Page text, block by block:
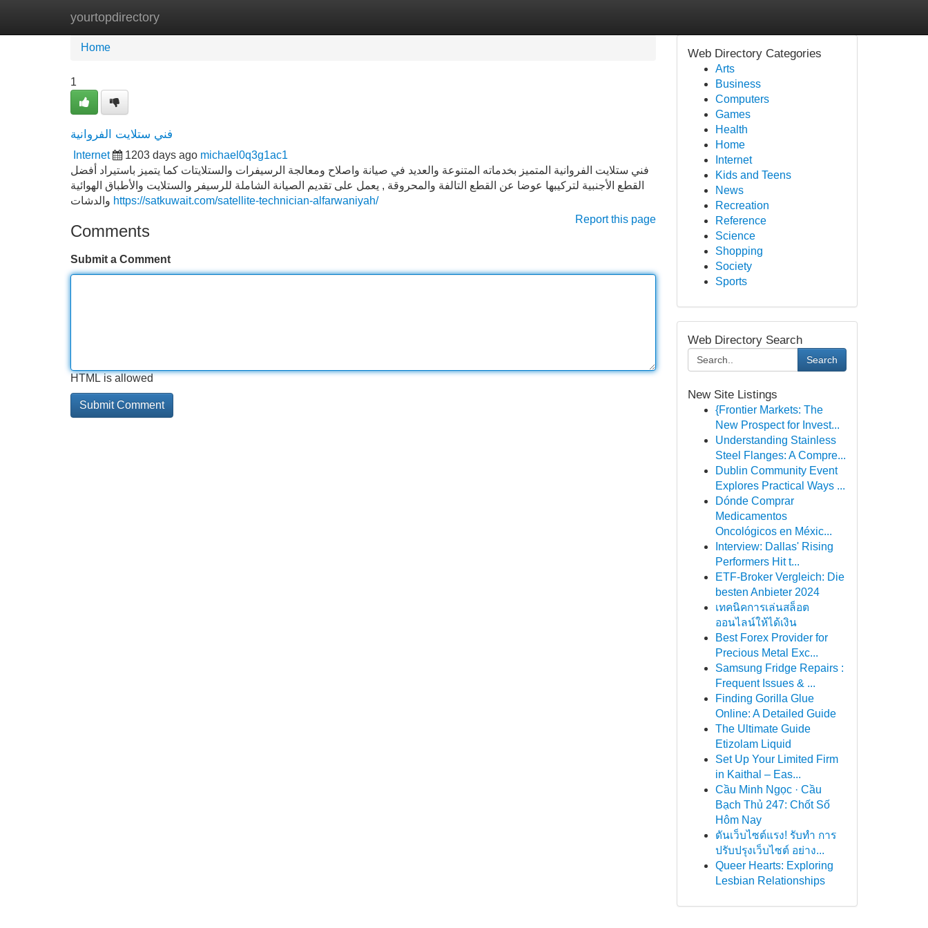
yourtopdirectory
Home New Site Listings
Home
1
فني ستلايت الفروانية
Internet 1203 days ago michael0q3g1ac1
فني ستلايت الفروانية المتميز بخدماته المتنوعة والعديد في صيانة واصلاح ومعالجة الرسيفرات والستلايتات كما يتميز باستيراد أفضل
القطع الأجنبية لتركيبها عوضا عن القطع التالفة والمحروقة , يعمل على تقديم الصيانة الشاملة للرسيفر والستلايت والأطباق الهوائية
https://satkuwait.com/satellite-technician-alfarwaniyah/
Report this page
Comments
Submit a Comment
HTML is allowed
Web Directory Categories
Arts
Business
Computers
Games
Health
Home
Internet
Kids and Teens
News
Recreation
Reference
Science
Shopping
Society
Sports
Web Directory Search
Search
New Site Listings
{Frontier Markets: The
New Prospect for Invest...
Understanding Stainless
Steel Flanges: A Compre...
Dublin Community Event
Explores Practical Ways ...
Dónde Comprar
Medicamentos
Oncológicos en Méxic...
Interview: Dallas' Rising
Performers Hit t...
ETF-Broker Vergleich: Die
besten Anbieter 2024
เทคนิคการเล่นสล็อต
ออนไลน์ให้ได้เงิน
Best Forex Provider for
Precious Metal Exc...
Samsung Fridge Repairs :
Frequent Issues & ...
Finding Gorilla Glue
Online: A Detailed Guide
The Ultimate Guide
Etizolam Liquid
Set Up Your Limited Firm
in Kaithal – Eas...
Cầu Minh Ngọc · Cầu
Bạch Thủ 247: Chốt Số
Hôm Nay
ดันเว็บไซต์แรง! รับทำ การ
ปรับปรุงเว็บไซต์ อย่าง...
Queer Hearts: Exploring
Lesbian Relationships